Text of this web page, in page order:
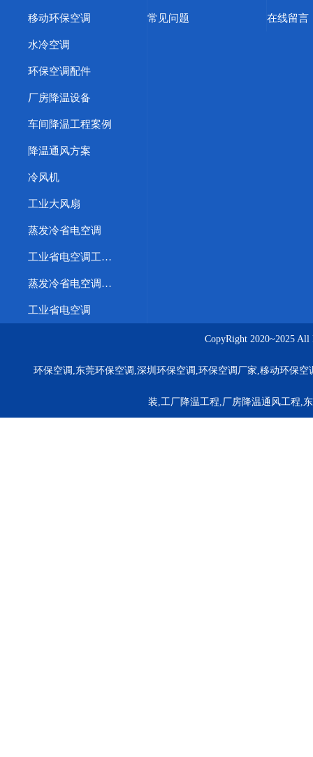
移动环保空调
水冷空调
环保空调配件
厂房降温设备
车间降温工程案例
降温通风方案
冷风机
工业大风扇
蒸发冷省电空调
工业省电空调工程案例
蒸发冷省电空调优势
工业省电空调
常见问题 在线留言
CopyRight 2020~2025
环保空调,东莞环保空调,深圳环保空调,环保空调厂家,移动环保
装,工厂降温工程,厂房降温通风工程,